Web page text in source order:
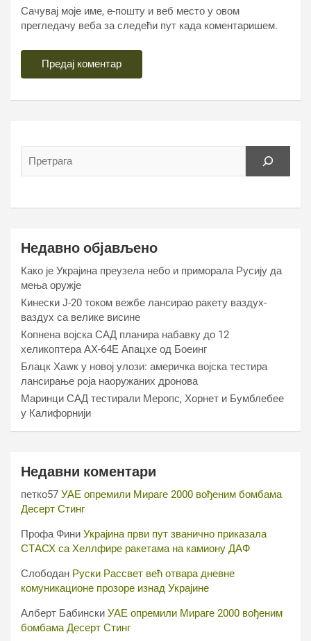
Сачувај моје име, е-пошту и веб место у овом
прегледачу веба за следећи пут када коментаришем.
Недавно објављено
Како је Украјина преузела небо и приморала Русију да
мења оружје
Кинески Ј-20 током вежбе лансирао ракету ваздух-
ваздух са велике висине
Копнена војска САД планира набавку до 12
хеликоптера АХ-64Е Апацхе од Боеинг
Блацк Хаwк у новој улози: америчка војска тестира
лансирање роја наоружаних дронова
Маринци САД тестирали Меропс, Хорнет и Бумблебее
у Калифорнији
Недавни коментари
петко57 УАЕ опремили Мираге 2000 вођеним бомбама
Десерт Стинг
Профа Фини Украјина први пут званично приказала
СТАСХ са Хеллфире ракетама на камиону ДАФ
Слободан Руски Рассвет већ отвара дневне
комуникационе прозоре изнад Украјине
Алберт Бабински УАЕ опремили Мираге 2000 вођеним
бомбама Десерт Стинг